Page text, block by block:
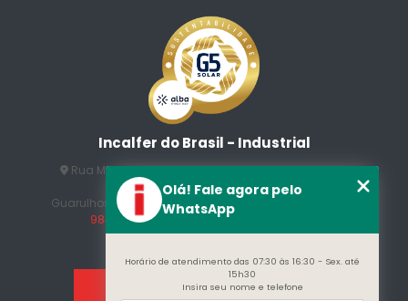
Incalfer do Brasil - Industrial
Rua Manuel Jesus Fernandes , 172 - Jardim Santo
Afonso
Guarulhos - SP - CEP: 07215-230
(11) 3296-7700
98409-5498
contato@incalfer.com.br
Home
Olá! Fale agora pelo
WhatsApp
Horário de atendimento das 07:30 às 16:30 - Sex. até
15h30
Insira seu nome e telefone